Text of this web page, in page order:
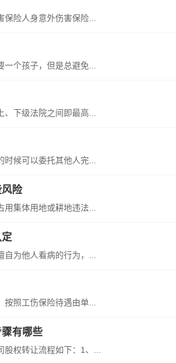
险人身意外伤害保险...
个孩子，但是总避免...
下级法院之间即最高...
候可以委托其他人完...
险
集体用地或耕地违法...
为他人看病的行为，...
照工伤保险待遇由单...
有哪些
权转让流程如下：1、...